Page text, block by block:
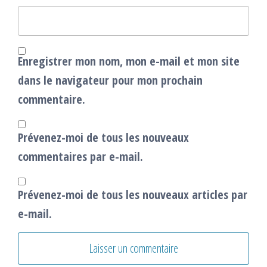
Enregistrer mon nom, mon e-mail et mon site
dans le navigateur pour mon prochain
commentaire.
Prévenez-moi de tous les nouveaux
commentaires par e-mail.
Prévenez-moi de tous les nouveaux articles par
e-mail.